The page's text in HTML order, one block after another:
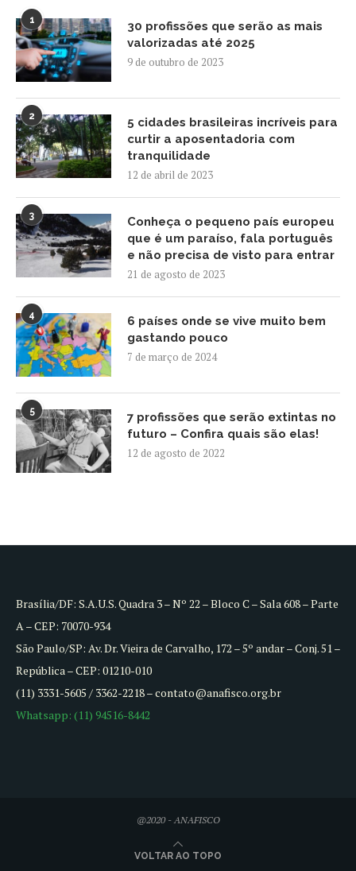
1
30 profissões que serão as mais
valorizadas até 2025
9 de outubro de 2023
2
5 cidades brasileiras incríveis para
curtir a aposentadoria com
tranquilidade
12 de abril de 2023
3
Conheça o pequeno país europeu
que é um paraíso, fala português
e não precisa de visto para entrar
21 de agosto de 2023
4
6 países onde se vive muito bem
gastando pouco
7 de março de 2024
5
7 profissões que serão extintas no
futuro – Confira quais são elas!
12 de agosto de 2022
Brasília/DF: S.A.U.S. Quadra 3 – Nº 22 – Bloco C – Sala 608 – Parte
A – CEP: 70070-934
São Paulo/SP: Av. Dr. Vieira de Carvalho, 172 – 5º andar – Conj. 51 –
República – CEP: 01210-010
(11) 3331-5605 / 3362-2218 – contato@anafisco.org.br
Whatsapp: (11) 94516-8442
@2020 - ANAFISCO
VOLTAR AO TOPO